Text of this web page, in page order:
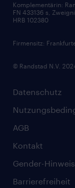
Soft Skills
Skills
Datenschutz
AGB
Kontakt
Gender-Hinweis
Barrierefreiheit
Komplementärin:
FN 433136 s,
HRB 102380
Firmensitz:
© Randstad N.V.